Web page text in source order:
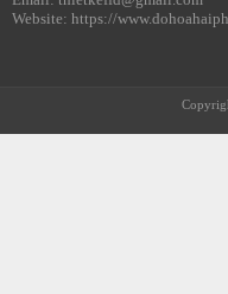
Website: https://